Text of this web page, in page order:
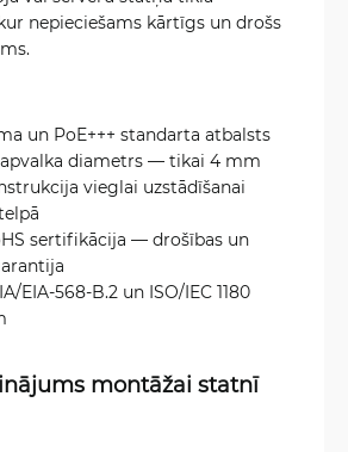
nepieciešams kārtīgs un drošs
un PoE+++ standarta atbalsts
diametrs — tikai 4 mm
vieglai uzstādīšanai
sertifikācija — drošības un
EIA-568-B.2 un ISO/IEC 1180
montāžai statnī